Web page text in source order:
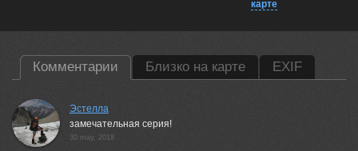
карте
Комментарии Близко на карте EXIF
Эстелла
замечательная серия!
30 may, 2018